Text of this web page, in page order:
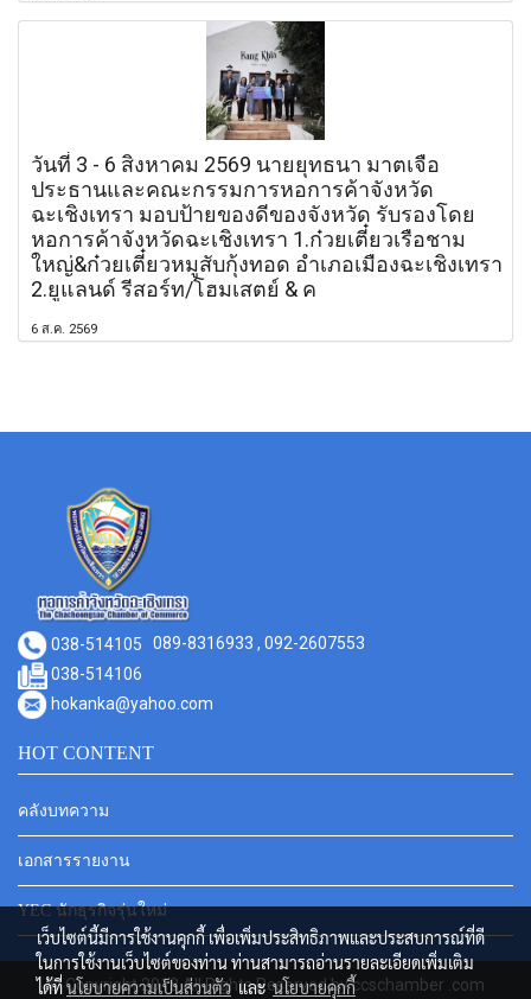
วันที่ 3 - 6 สิงหาคม 2569 นายยุทธนา มาตเจือ
ประธานและคณะกรรมการหอการค้าจังหวัด
ฉะเชิงเทรา มอบป้ายของดีของจังหวัด รับรองโดย
หอการค้าจังหวัดฉะเชิงเทรา 1.ก๋วยเตี๋ยวเรือชาม
ใหญ่&ก๋วยเตี๋ยวหมูสับกุ้งทอด อำเภอเมืองฉะเชิงเทรา
2.ยูแลนด์ รีสอร์ท/โฮมเสตย์ & ค
6 ส.ค. 2569
038-514105 089-8316933 , 092-2607553
038-514106
hokanka@yahoo.com
HOT CONTENT
คลังบทความ
เอกสารรายงาน
YEC นักธุรกิจรุ่นใหม่
© Copyright 2018 All Rights Reserved by ccschamber .com
เว็บไซต์นี้มีการใช้งานคุกกี้ เพื่อเพิ่มประสิทธิภาพและประสบการณ์ที่ดี
ในการใช้งานเว็บไซต์ของท่าน ท่านสามารถอ่านรายละเอียดเพิ่มเติม
ได้ที่นโยบายความเป็นส่วนตัวและนโยบายคุกกี้